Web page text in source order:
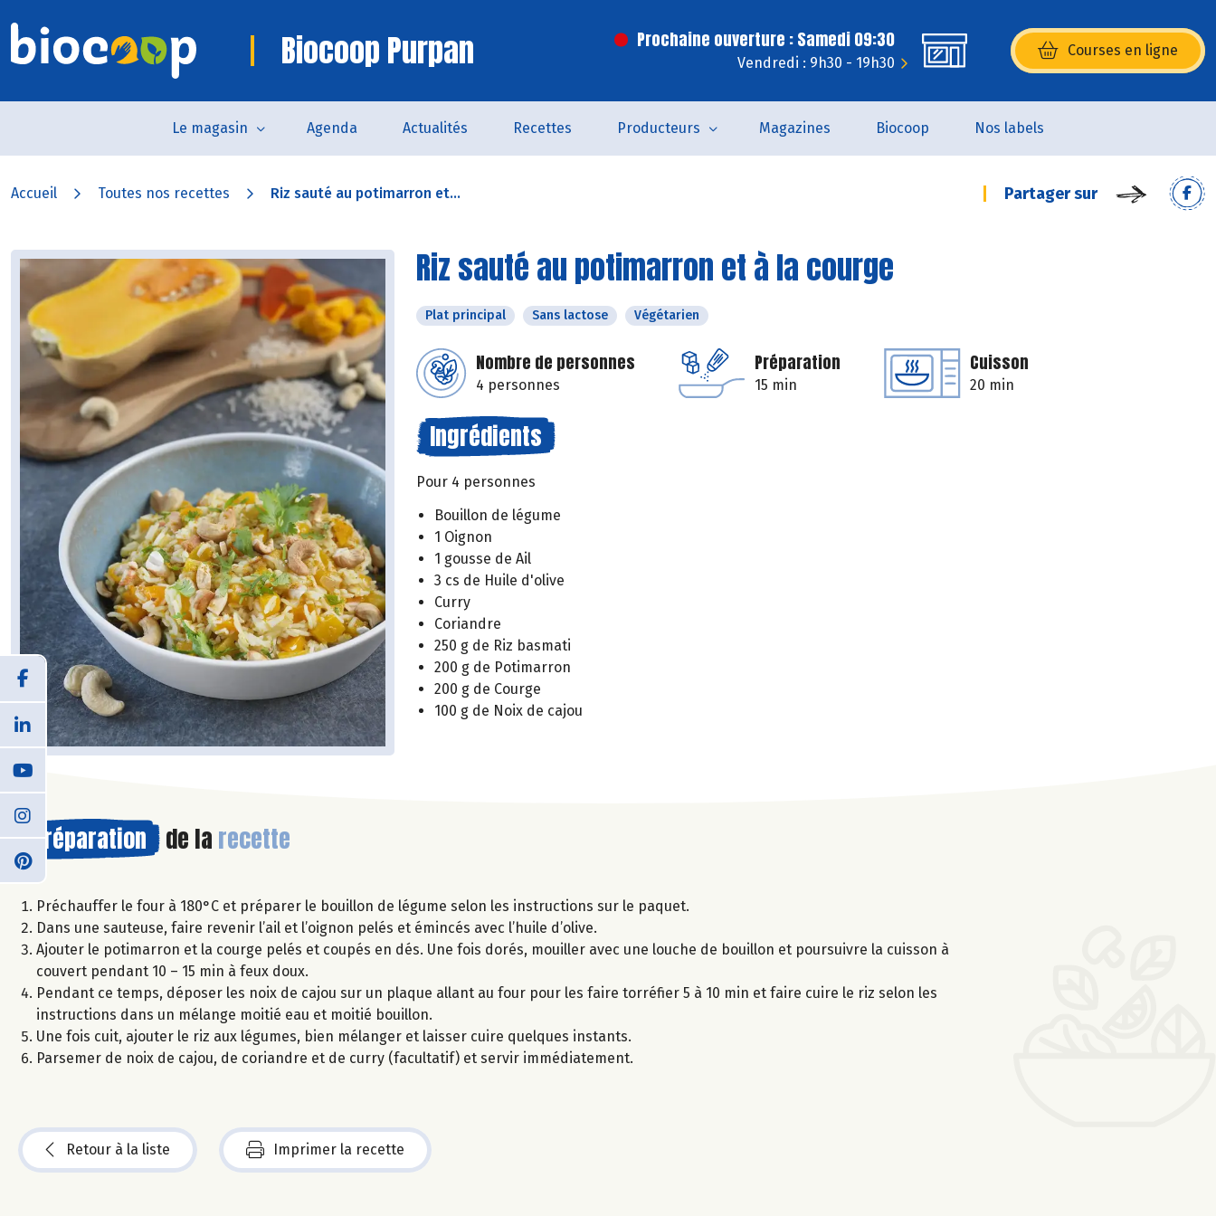
Biocoop Purpan Prochaine ouverture : Samedi 09:30
Vendredi : 9h30 - 19h30
Courses en ligne
(s’ouvre dans une nouvelle
Le magasin Agenda Actualités Recettes Producteurs Magazines Biocoop Nos labels
Accueil Toutes nos recettes Riz sauté au potimarron et... Partager sur
Riz sauté au potimarron et à la courge
Plat principal Sans lactose Végétarien
Nombre de personnes
4 personnes
Préparation
15 min
Cuisson
20 min
Ingrédients
Pour 4 personnes
Bouillon de légume
1 Oignon
1 gousse de Ail
3 cs de Huile d'olive
Curry
Coriandre
250 g de Riz basmati
200 g de Potimarron
200 g de Courge
100 g de Noix de cajou
Préparation de la recette
Préchauffer le four à 180°C et préparer le bouillon de légume selon les instructions sur le paquet.
Dans une sauteuse, faire revenir l’ail et l’oignon pelés et émincés avec l’huile d’olive.
Ajouter le potimarron et la courge pelés et coupés en dés. Une fois dorés, mouiller avec une louche de bouillon et poursuivre la cuisson à
couvert pendant 10 – 15 min à feux doux.
Pendant ce temps, déposer les noix de cajou sur un plaque allant au four pour les faire torréfier 5 à 10 min et faire cuire le riz selon les
instructions dans un mélange moitié eau et moitié bouillon.
Une fois cuit, ajouter le riz aux légumes, bien mélanger et laisser cuire quelques instants.
Parsemer de noix de cajou, de coriandre et de curry (facultatif) et servir immédiatement.
Retour à la liste Imprimer la recette